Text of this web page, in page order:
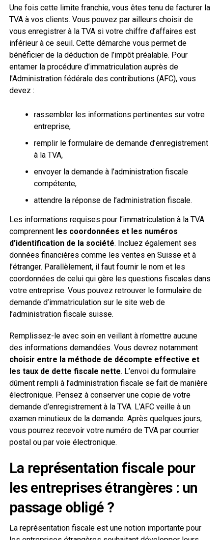
Une fois cette limite franchie, vous êtes tenu de facturer la
TVA à vos clients. Vous pouvez par ailleurs choisir de
vous enregistrer à la TVA si votre chiffre d’affaires est
inférieur à ce seuil. Cette démarche vous permet de
bénéficier de la déduction de l’impôt préalable. Pour
entamer la procédure d’immatriculation auprès de
l’Administration fédérale des contributions (AFC), vous
devez :
rassembler les informations pertinentes sur votre
entreprise,
remplir le formulaire de demande d’enregistrement
à la TVA,
envoyer la demande à l’administration fiscale
compétente,
attendre la réponse de l’administration fiscale.
Les informations requises pour l’immatriculation à la TVA
comprennent les coordonnées et les numéros
d’identification de la société. Incluez également ses
données financières comme les ventes en Suisse et à
l’étranger. Parallèlement, il faut fournir le nom et les
coordonnées de celui qui gère les questions fiscales dans
votre entreprise. Vous pouvez retrouver le formulaire de
demande d’immatriculation sur le site web de
l’administration fiscale suisse.
Remplissez-le avec soin en veillant à n’omettre aucune
des informations demandées. Vous devrez notamment
choisir entre la méthode de décompte effective et
les taux de dette fiscale nette. L’envoi du formulaire
dûment rempli à l’administration fiscale se fait de manière
électronique. Pensez à conserver une copie de votre
demande d’enregistrement à la TVA. L’AFC veille à un
examen minutieux de la demande. Après quelques jours,
vous pourrez recevoir votre numéro de TVA par courrier
postal ou par voie électronique.
La représentation fiscale pour
les entreprises étrangères : un
passage obligé ?
La représentation fiscale est une notion importante pour